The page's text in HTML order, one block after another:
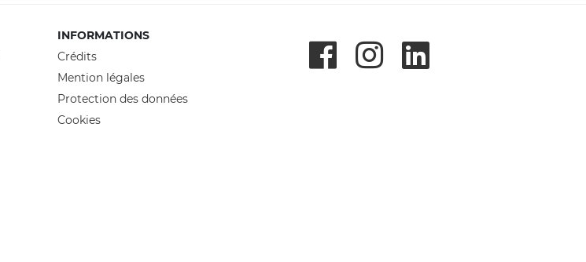
INFORMATIONS
Crédits
Mention légales
Protection des données
Cookies